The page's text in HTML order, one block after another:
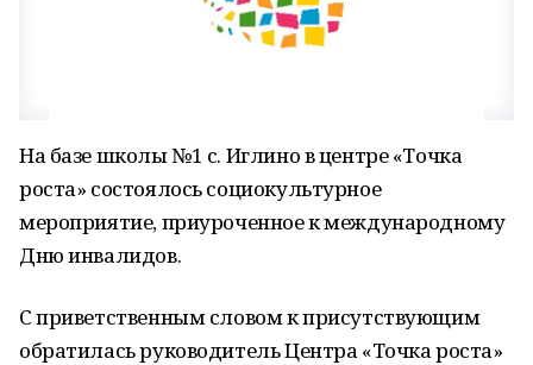
На базе школы №1 с. Иглино в центре «Точка
роста» состоялось социокультурное
мероприятие, приуроченное к международному
Дню инвалидов.
С приветственным словом к присутствующим
обратилась руководитель Центра «Точка роста»